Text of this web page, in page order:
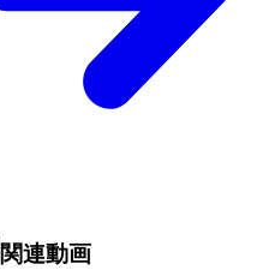
関連動画